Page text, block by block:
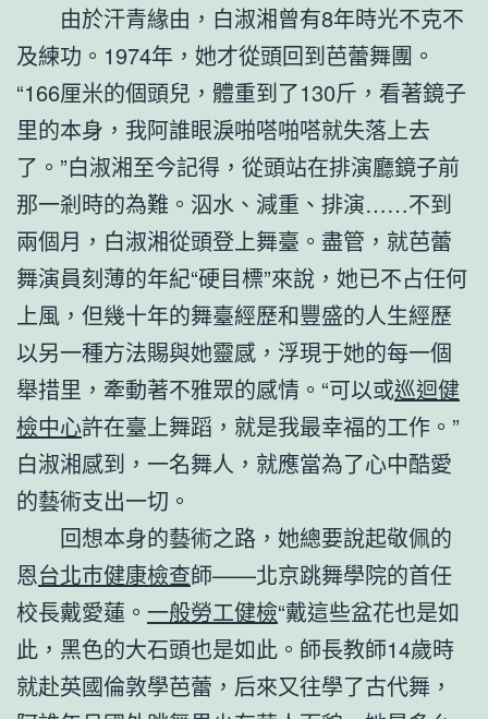
由於汗青緣由，白淑湘曾有8年時光不克不
及練功。1974年，她才從頭回到芭蕾舞團。
“166厘米的個頭兒，體重到了130斤，看著鏡子
里的本身，我阿誰眼淚啪嗒啪嗒就失落上去
了。”白淑湘至今記得，從頭站在排演廳鏡子前
那一剎時的為難。泅水、減重、排演……不到
兩個月，白淑湘從頭登上舞臺。盡管，就芭蕾
舞演員刻薄的年紀“硬目標”來說，她已不占任何
上風，但幾十年的舞臺經歷和豐盛的人生經歷
以另一種方法賜與她靈感，浮現于她的每一個
舉措里，牽動著不雅眾的感情。“可以或巡迴健
檢中心許在臺上舞蹈，就是我最幸福的工作。”
白淑湘感到，一名舞人，就應當為了心中酷愛
的藝術支出一切。
回想本身的藝術之路，她總要說起敬佩的
恩台北巿健康檢查師——北京跳舞學院的首任
校長戴愛蓮。 一般勞工健檢“戴這些盆花也是如
此，黑色的大石頭也是如此。師長教師14歲時
就赴英國倫敦學芭蕾，后來又往學了古代舞，